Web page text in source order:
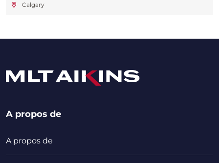
Calgary
A propos de
A propos de